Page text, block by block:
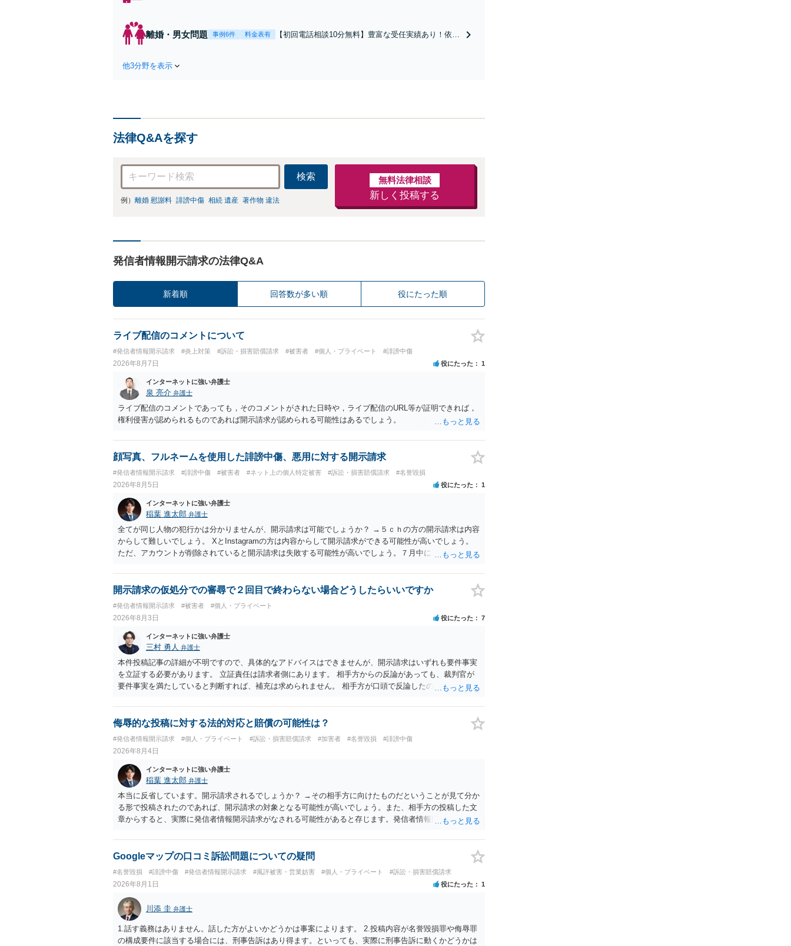
す。【Torrent（トレント）に関する相談◎】
離婚・男女問題 事例6件 料金表有
【初回電話相談10分無料】豊富な受任実績あり！依頼
他3分野を表示
法律Q&Aを探す
検索
例） 離婚 慰謝料 誹謗中傷 相続 遺産 著作物 違法
無料法律相談
新しく投稿する
発信者情報開示請求の法律Q&A
新着順 回答数が多い順 役にたった順
ライブ配信のコメントについて
#発信者情報開示請求 #炎上対策 #訴訟・損害賠償請求 #被害者 #個人・プライベート #誹謗中傷
2026年8月7日 役にたった 1
インターネットに強い弁護士
泉 亮介 弁護士
ライブ配信のコメントであっても，そのコメントがされた日時や，ライブ配信のURL等が証明できれば，
権利侵害が認められるものであれば開示請求が認められる可能性はあるでしょう。
顔写真、フルネームを使用した誹謗中傷、悪用に対する開示請求
#発信者情報開示請求 #誹謗中傷 #被害者 #ネット上の個人特定被害 #訴訟・損害賠償請求 #名誉毀損
2026年8月5日 役にたった 1
インターネットに強い弁護士
稲葉 進太郎 弁護士
全てが同じ人物の犯行かは分かりませんが、開示請求は可能でしょうか？ →５ｃｈの方の開示請求は内容
からして難しいでしょう。 XとInstagramの方は内容からして開示請求ができる可能性が高いでしょう。
ただ、アカウントが削除されていると開示請求は失敗する可能性が高いでしょう。７月中にアカウントが
相手に全ての弁護士費用を負担させることは可能でしょうか？ →訴訟外の交渉で相手方が認めれば負担さ
せることができるでしょう。訴訟で判決となった場合は、実際の弁護士費用が認められる場合と認められ
開示請求の仮処分での審尋で２回目で終わらない場合どうしたらいいですか
#発信者情報開示請求 #被害者 #個人・プライベート
2026年8月3日 役にたった 7
インターネットに強い弁護士
三村 勇人 弁護士
本件投稿記事の詳細が不明ですので、具体的なアドバイスはできませんが、開示請求はいずれも要件事実
を立証する必要があります。 立証責任は請求者側にあります。 相手方からの反論があっても、裁判官が
要件事実を満たしていると判断すれば、補充は求められません。 相手方が口頭で反論したのは、仮処分は
はXのため、APのIPアドレスの保存期間の問題もございます。 開示請求は法律知識が不可欠ですが、それ
だけでは足りず、実務を踏まえた方法を選択することが重要です。
侮辱的な投稿に対する法的対応と賠償の可能性は？
#発信者情報開示請求 #個人・プライベート #訴訟・損害賠償請求 #加害者 #名誉毀損 #誹謗中傷
2026年8月4日
インターネットに強い弁護士
稲葉 進太郎 弁護士
本当に反省しています。開示請求されるでしょうか？ →その相手方に向けたものだということが見て分か
る形で投稿されたのであれば、開示請求の対象となる可能性が高いでしょう。また、相手方の投稿した文
章からすると、実際に発信者情報開示請求がなされる可能性があると存じます。発信者情報開示請求が進
カウントの登録メールに意見照会がなされます。 また、された場合賠償金はいくらでしょうか。 →ケー
スバイケースであり、数万円から１００万単位まで様々でしょう。裁判外であれば交渉して相手方の請求
Googleマップの口コミ訴訟問題についての疑問
#名誉毀損 #誹謗中傷 #発信者情報開示請求 #風評被害・営業妨害 #個人・プライベート #訴訟・損害賠償請求
2026年8月1日 役にたった 1
川添 圭 弁護士
1.話す義務はありません。話した方がよいかどうかは事案によります。 2.投稿内容が名誉毀損罪や侮辱罪
の構成要件に該当する場合には、刑事告訴はあり得ます。といっても、実際に刑事告訴に動くかどうかは